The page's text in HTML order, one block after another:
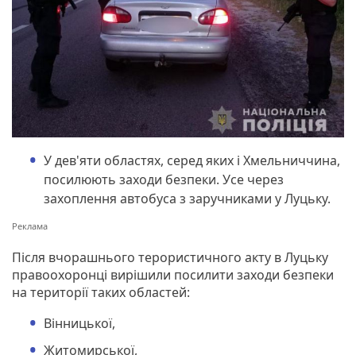
У дев'яти областях, серед яких і Хмельниччина,
посилюють заходи безпеки. Усе через
захоплення автобуса з заручниками у Луцьку.
Після вчорашнього терористичного акту в Луцьку
правоохоронці вирішили посилити заходи безпеки
на території таких областей:
Вінницької,
Житомирської,